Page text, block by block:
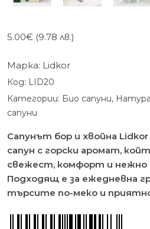
5.00€ (9.78 лв.)
Марка: Lidkor
Код: LID20
Категории: Био сапуни,
сапуни
Сапунът бор и хвойна
сапун с горски аромат,
свежест, комфорт и нежно
Подходящ е за ежедневна
търсите по-меко и